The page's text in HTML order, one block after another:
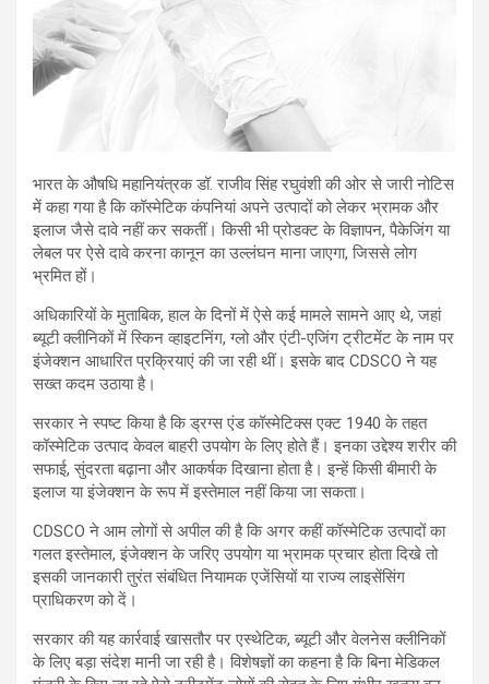
भारत के औषधि महानियंत्रक डॉ. राजीव सिंह रघुवंशी की ओर से जारी नोटिस
में कहा गया है कि कॉस्मेटिक कंपनियां अपने उत्पादों को लेकर भ्रामक और
इलाज जैसे दावे नहीं कर सकतीं। किसी भी प्रोडक्ट के विज्ञापन, पैकेजिंग या
लेबल पर ऐसे दावे करना कानून का उल्लंघन माना जाएगा, जिससे लोग
भ्रमित हों।
अधिकारियों के मुताबिक, हाल के दिनों में ऐसे कई मामले सामने आए थे, जहां
ब्यूटी क्लीनिकों में स्किन व्हाइटनिंग, ग्लो और एंटी-एजिंग ट्रीटमेंट के नाम पर
इंजेक्शन आधारित प्रक्रियाएं की जा रही थीं। इसके बाद CDSCO ने यह
सख्त कदम उठाया है।
सरकार ने स्पष्ट किया है कि ड्रग्स एंड कॉस्मेटिक्स एक्ट 1940 के तहत
कॉस्मेटिक उत्पाद केवल बाहरी उपयोग के लिए होते हैं। इनका उद्देश्य शरीर की
सफाई, सुंदरता बढ़ाना और आकर्षक दिखाना होता है। इन्हें किसी बीमारी के
इलाज या इंजेक्शन के रूप में इस्तेमाल नहीं किया जा सकता।
CDSCO ने आम लोगों से अपील की है कि अगर कहीं कॉस्मेटिक उत्पादों का
गलत इस्तेमाल, इंजेक्शन के जरिए उपयोग या भ्रामक प्रचार होता दिखे तो
इसकी जानकारी तुरंत संबंधित नियामक एजेंसियों या राज्य लाइसेंसिंग
प्राधिकरण को दें।
सरकार की यह कार्रवाई खासतौर पर एस्थेटिक, ब्यूटी और वेलनेस क्लीनिकों
के लिए बड़ा संदेश मानी जा रही है। विशेषज्ञों का कहना है कि बिना मेडिकल